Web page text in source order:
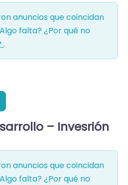
anuncios que coincidan
falta? ¿Por qué no
.
– Invesrión
anuncios que coincidan
falta? ¿Por qué no